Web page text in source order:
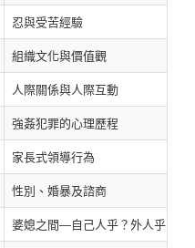
忍與受苦經驗
組織文化與價值觀
人際關係與人際互動
強姦犯罪的心理歷程
家長式領導行為
性別、婚暴及諮商
婆媳之間—自己人乎？外人乎？